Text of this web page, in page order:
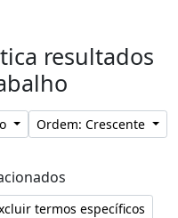
resultados
Ordem: Crescente
termos específicos